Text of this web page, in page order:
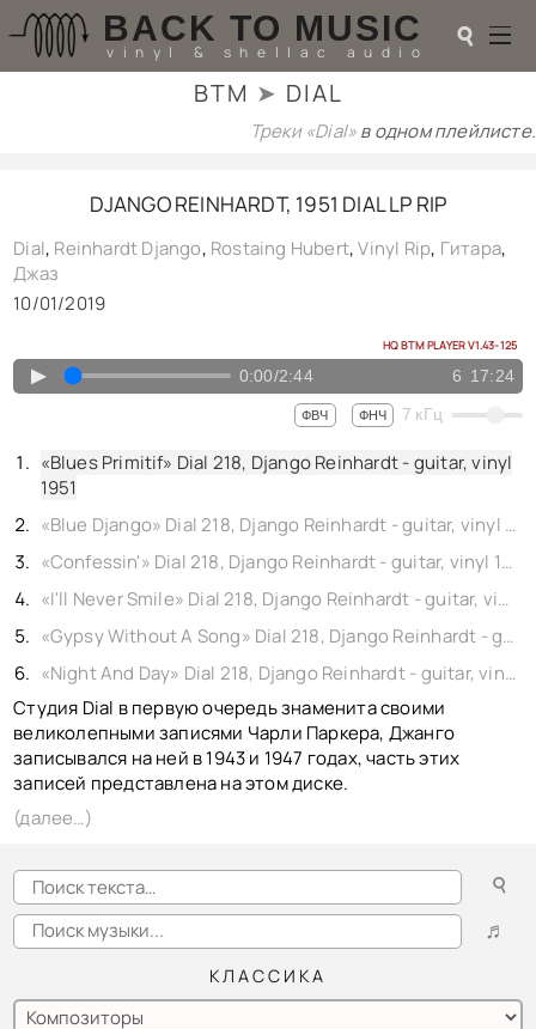
BACK TO MUSIC
vinyl & shellac audio ☌
РАДИОТЕХНИКА
ТЕОРИЯ
HI-FI PLAYERS
TESTS
LOL
ССЫЛКИ
КОНТАКТЫ
BACK TO PHOTO
BTM ➤ DIAL
Треки «Dial»в одном плейлисте.
DJANGO REINHARDT, 1951 DIAL LP RIP
Dial, Reinhardt Django, Rostaing Hubert,Vinyl Rip, Гитара,
Джаз
10/01/2019
HQ BTM PLAYER V1.43-125
▲ 0:00/2:44 6 17:24
ФВЧ ФНЧ 7 кГц
«Blues Primitif» Dial 218, Django Reinhardt - guitar, vinyl
1951
«Blue Django» Dial 218, Django Reinhardt - guitar, vinyl 1951
«Confessin'» Dial 218, Django Reinhardt - guitar, vinyl 1951
«I'll Never Smile» Dial 218, Django Reinhardt - guitar, vinyl 1951
«Gypsy Without A Song» Dial 218, Django Reinhardt - guitar, vinyl 1951
«Night And Day» Dial 218, Django Reinhardt - guitar, vinyl 1951
Студия Dial в первую очередь знаменита своими
великолепными записями Чарли Паркера, Джанго
записывался на ней в 1943 и 1947 годах, часть этих
записей представлена на этом диске.
(далее…)
☌
♬
КЛАССИКА